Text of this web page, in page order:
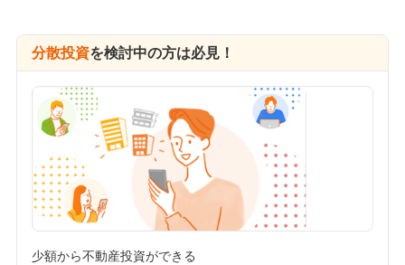
分散投資を検討中の方は必見！
少額から不動産投資ができる